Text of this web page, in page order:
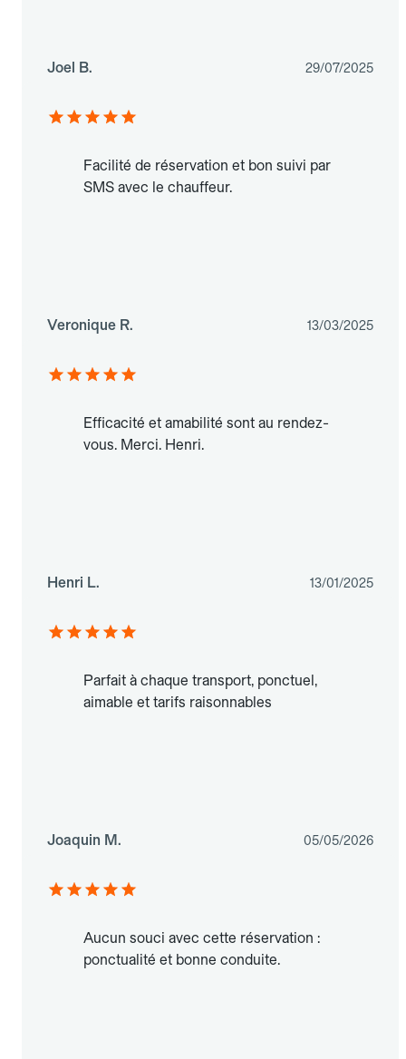
Joel B. 29/07/2025
Facilité de réservation et bon suivi par
SMS avec le chauffeur.
Veronique R. 13/03/2025
Efficacité et amabilité sont au rendez-
vous. Merci. Henri.
Henri L. 13/01/2025
Parfait à chaque transport, ponctuel,
aimable et tarifs raisonnables
Joaquin M. 05/05/2026
Aucun souci avec cette réservation :
ponctualité et bonne conduite.